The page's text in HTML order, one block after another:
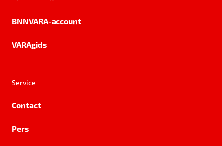
BNNVARA-account
VARAgids
Service
Contact
Pers